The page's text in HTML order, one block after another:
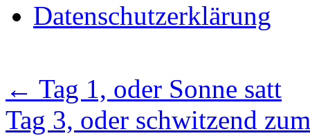
Datenschutzerklärung
← Tag 1, oder Sonne satt
Tag 3, oder schwitzend